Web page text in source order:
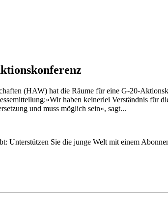
(HAW) hat die Räume für eine G-20-
haben keinerlei Verständnis für
und muss möglich sein«, sagt...
Unterstützen Sie die junge Welt mit einem